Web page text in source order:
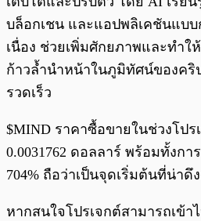
บล็อกเชน และแอปพลิเคชันแบ
เนื่อง ช่วยเพิ่มศักยภาพและทำใ
ก้าวล้ำนำหน้าในภูมิทัศน์ของคริ
รวดเร็ว
$MIND ราคาซื้อขายในช่วงโปร
0.0031762 ดอลลาร์ พร้อมทั้งกา
704% ถือว่าเป็นจุดเริ่มต้นที่น่า
หากสนใจโปรเจกต์สามารถเข้า